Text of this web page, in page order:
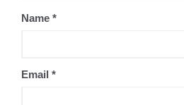
Name *
Email *